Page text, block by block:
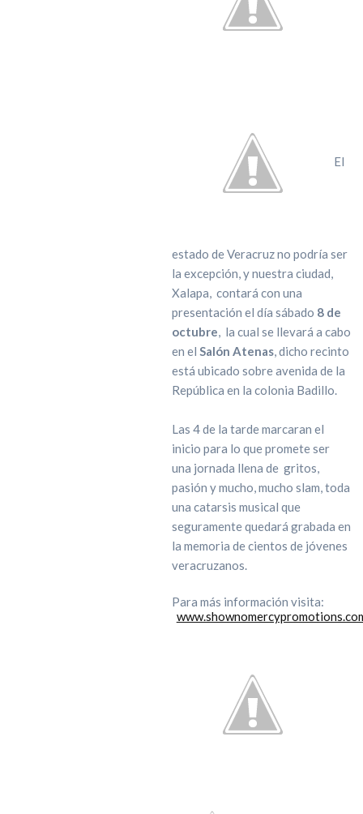
El
estado de Veracruz no podría ser
la excepción, y nuestra ciudad,
Xalapa, contará con una
presentación el día sábado 8 de
octubre, la cual se llevará a cabo
en el Salón Atenas, dicho recinto
está ubicado sobre avenida de la
República en la colonia Badillo.
Las 4 de la tarde marcaran el
inicio para lo que promete ser
una jornada llena de gritos,
pasión y mucho, mucho slam, toda
una catarsis musical que
seguramente quedará grabada en
la memoria de cientos de jóvenes
veracruzanos.
Para más información visita: